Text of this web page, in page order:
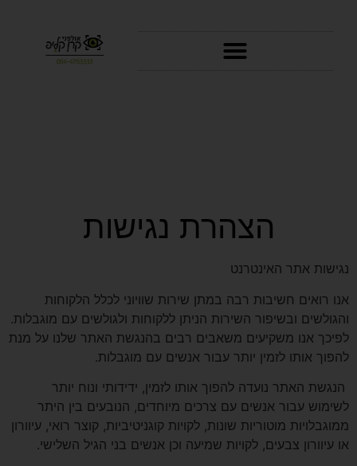
הצהרת נגישות
נגישות אתר האינטרנט
אנו רואים חשיבות רבה במתן שירות שוויוני לכלל הלקוחות
והגולשים ובשיפור השירות הניתן ללקוחות ולגולשים עם מוגבלות.
לפיכך אנו משקיעים משאבים רבים בהנגשת האתר שלנו על מנת
להפוך אותו לזמין יותר עבור אנשים עם מוגבלות.
הנגשת האתר נועדה להפוך אותו לזמין, ידידותי ונוח יותר
לשימוש עבור אנשים עם צרכים מיוחדים, הנובעים בין היתר
ממוגבלויות מוטוריות שונות, לקויות קוגניטיביות, קוצר רואי, עיוורון
או עיוורון צבעים, לקויות שמיעה וכן אנשים בני הגיל השלישי.